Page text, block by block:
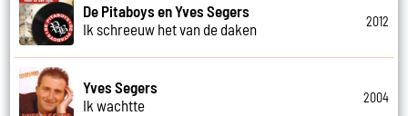
De Pitaboys en Yves Segers
Ik schreeuw het van de daken
2012
Yves Segers
Ik wachtte
2004